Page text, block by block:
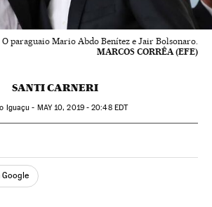
O paraguaio Mario Abdo Benítez e Jair Bolsonaro.
MARCOS CORRÊA (EFE)
SANTI CARNERI
Iguaçu - MAY10, 2019 - 20:48EDT
Facebook
en TwitterRedes Sociales
Google